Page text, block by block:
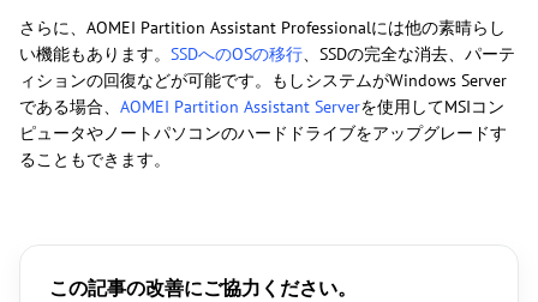
さらに、AOMEI Partition Assistant Professionalには他の素晴らし
い機能もあります。 SSDへのOSの移行、SSDの完全な消去、パーテ
ィションの回復などが可能です。もしシステムがWindows Server
である場合、 AOMEI Partition Assistant Serverを使用してMSIコン
ピュータやノートパソコンのハードドライブをアップグレードす
ることもできます。
この記事の改善にご協力ください。